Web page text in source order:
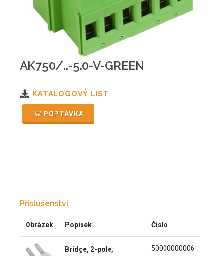
AK750/..-5.0-V-GREEN
KATALOGOVÝ LIST
POPTÁVKA
Příslušenství
Obrázek Popisek Číslo
Bridge, 2-pole,
50000000006